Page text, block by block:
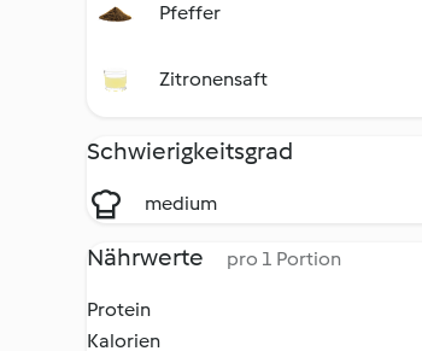
Pfeffer
Zitronensaft
Schwierigkeitsgrad
medium
Nährwerte pro 1 Portion
Protein
Kalorien